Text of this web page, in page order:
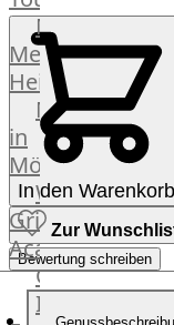
Dry
Aging
Schrank
Bücher
Poster
Männer
Metzger
Heinsberg
Markthalle
in
Weber®
Grill
Academy
Individuelle
In den Warenkorb
Zur
Bewertung schreiben